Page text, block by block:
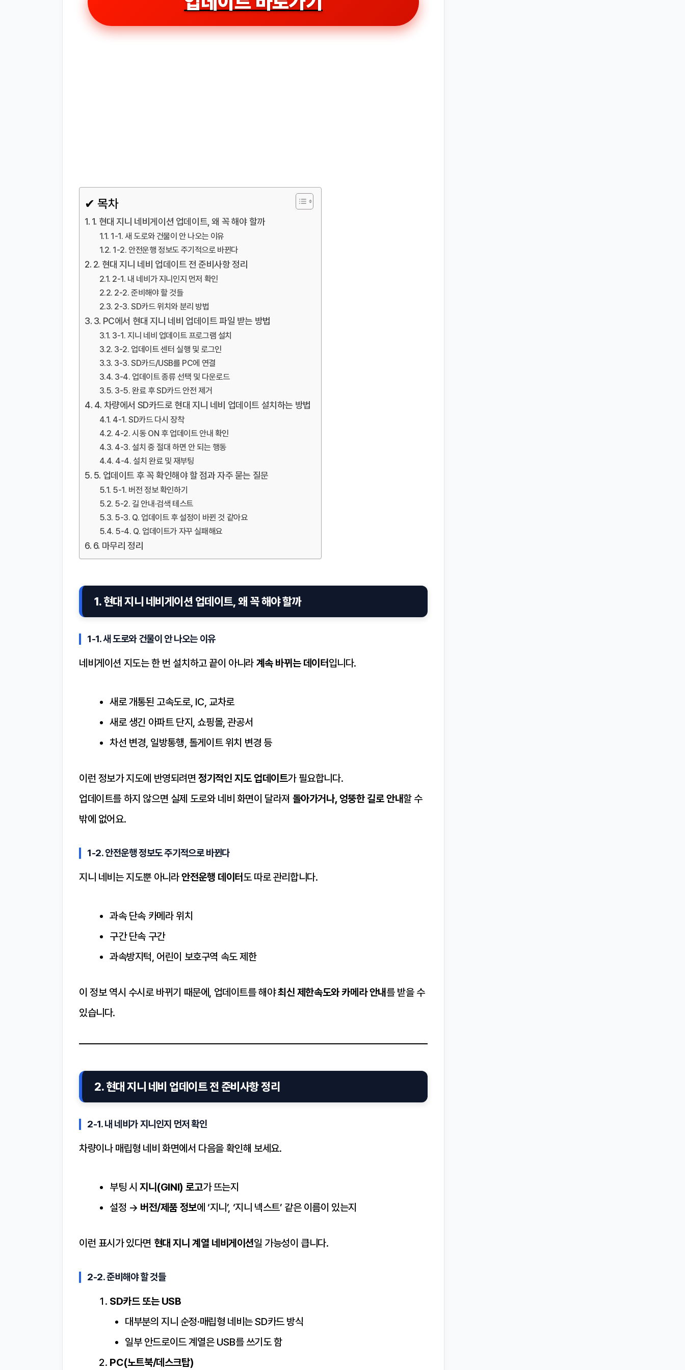
✔ 목차
1. 현대 지니 네비게이션 업데이트, 왜 꼭 해야 할까
1-1. 새 도로와 건물이 안 나오는 이유
1-2. 안전운행 정보도 주기적으로 바뀐다
2. 현대 지니 네비 업데이트 전 준비사항 정리
2-1. 내 네비가 지니인지 먼저 확인
2-2. 준비해야 할 것들
2-3. SD카드 위치와 분리 방법
3. PC에서 현대 지니 네비 업데이트 파일 받는 방법
3-1. 지니 네비 업데이트 프로그램 설치
3-2. 업데이트 센터 실행 및 로그인
3-3. SD카드/USB를 PC에 연결
3-4. 업데이트 종류 선택 및 다운로드
3-5. 완료 후 SD카드 안전 제거
4. 차량에서 SD카드로 현대 지니 네비 업데이트 설치하는 방법
4-1. SD카드 다시 장착
4-2. 시동 ON 후 업데이트 안내 확인
4-3. 설치 중 절대 하면 안 되는 행동
4-4. 설치 완료 및 재부팅
5. 업데이트 후 꼭 확인해야 할 점과 자주 묻는 질문
5-1. 버전 정보 확인하기
5-2. 길 안내·검색 테스트
5-3. Q. 업데이트 후 설정이 바뀐 것 같아요
5-4. Q. 업데이트가 자꾸 실패해요
6. 마무리 정리
1. 현대 지니 네비게이션 업데이트, 왜 꼭 해야 할까
1-1. 새 도로와 건물이 안 나오는 이유
네비게이션 지도는 한 번 설치하고 끝이 아니라 계속 바뀌는 데이터 입니다.
새로 개통된 고속도로, IC, 교차로
새로 생긴 아파트 단지, 쇼핑몰, 관공서
차선 변경, 일방통행, 톨게이트 위치 변경 등
이런 정보가 지도에 반영되려면정기적인 지도 업데이트가 필요합니다.
업데이트를 하지 않으면 실제 도로와 네비 화면이 달라져 돌아가거나, 엉뚱한 길로 안내할 수
밖에 없어요.
1-2. 안전운행 정보도 주기적으로 바뀐다
지니 네비는 지도뿐 아니라안전운행 데이터 도 따로 관리합니다.
과속 단속 카메라 위치
구간 단속 구간
과속방지턱, 어린이 보호구역 속도 제한
이 정보 역시 수시로 바뀌기 때문에, 업데이트를 해야최신 제한속도와 카메라 안내 를 받을 수
있습니다.
2. 현대 지니 네비 업데이트 전 준비사항 정리
2-1. 내 네비가 지니인지 먼저 확인
차량이나 매립형 네비 화면에서 다음을 확인해 보세요.
부팅 시 지니(GINI) 로고가 뜨는지
설정 → 버전/제품 정보에 ‘지니’, ‘지니 넥스트’ 같은 이름이 있는지
이런 표시가 있다면 현대 지니 계열 네비게이션일 가능성이 큽니다.
2-2. 준비해야 할 것들
SD카드 또는 USB
대부분의 지니 순정·매립형 네비는 SD카드 방식
일부 안드로이드 계열은 USB를 쓰기도 함
PC(노트북/데스크탑)